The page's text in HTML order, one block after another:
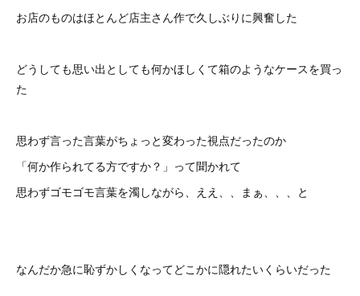
お店のものはほとんど店主さん作で久しぶりに興奮した
どうしても思い出としても何かほしくて箱のようなケースを買っ
た
思わず言った言葉がちょっと変わった視点だったのか
「何か作られてる方ですか？」って聞かれて
思わずゴモゴモ言葉を濁しながら、ええ、、まぁ、、、と
なんだか急に恥ずかしくなってどこかに隠れたいくらいだった